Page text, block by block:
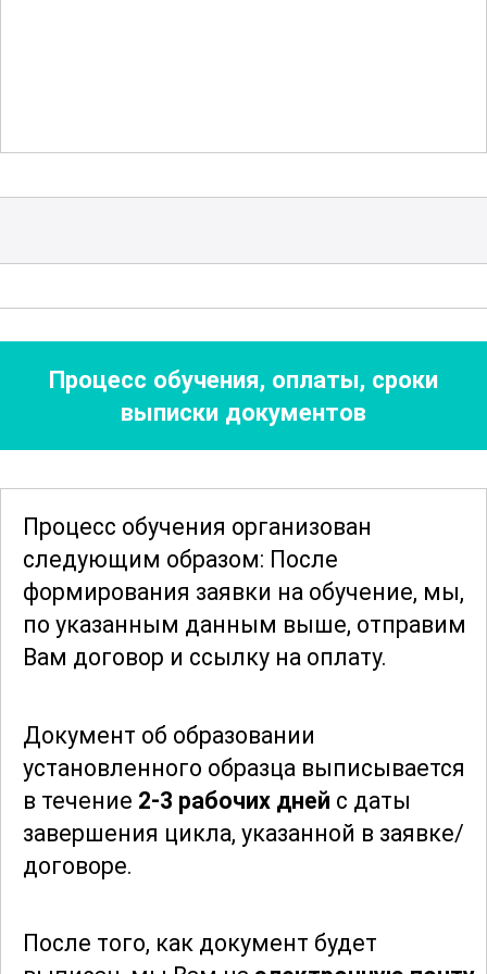
числе ударного и безударного. Вы
различными материалами, включая
бетон, кирпич, камень и металл.
Особое внимание уделяется
правильной настройкеперфоратора и
позволит вам максимально
эффективно использовать инструмент,
независимо от условий и сложности
задачи. Вы получите необходимые
знания для выполнения работ в
условиях ограниченного пространства
Данный курс также охватывает
аспектыэкономии времени и ресурсов
при выполнении работ. Вы узнаете, как
планировать свои действия, чтобы
производительность. В результате
Процесс обучения, оплаты, сроки
выписки документов
Процесс обучения организован
следующим образом: После
формирования заявки на обучение, мы,
по указанным данным выше, отправим
Вам договор и ссылку на оплату.
Документ об образовании
установленного образца выписывается
в течение 2-3 рабочих дней с даты
завершения цикла, указанной в заявке/
договоре.
После того, как документ будет